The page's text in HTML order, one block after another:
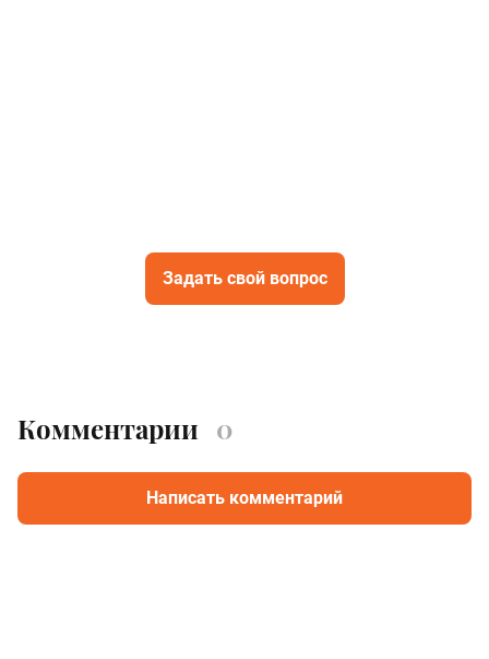
Задать свой вопрос
Комментарии 0
Написать комментарий